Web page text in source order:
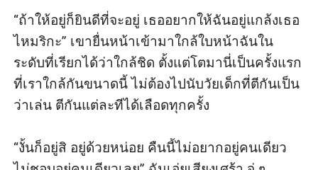
“ถ้าให้อยู่ก็ยินดีที่จะอยู่ เธออยากให้ฉันอยู่แกล้งเธอ
ไหมริกะ” เขายื่นหน้าเข้ามาใกล้ใบหน้าฉันใน
ระดับที่เรียกได้ว่าใกล้ชิด ตั้งแต่โตมานี่เป็นครั้งแรก
ที่เราใกล้กันขนาดนี้ ไม่ต้องไปนับวัยเด็กที่ตีกันเป็น
ว่าเล่น ตีกันแต่ละทีได้เลือดทุกครั้ง
“งั้นก็อยู่สิ อยู่ด้วยหน่อย คืนนี้ไม่อยากอยู่คนเดียว